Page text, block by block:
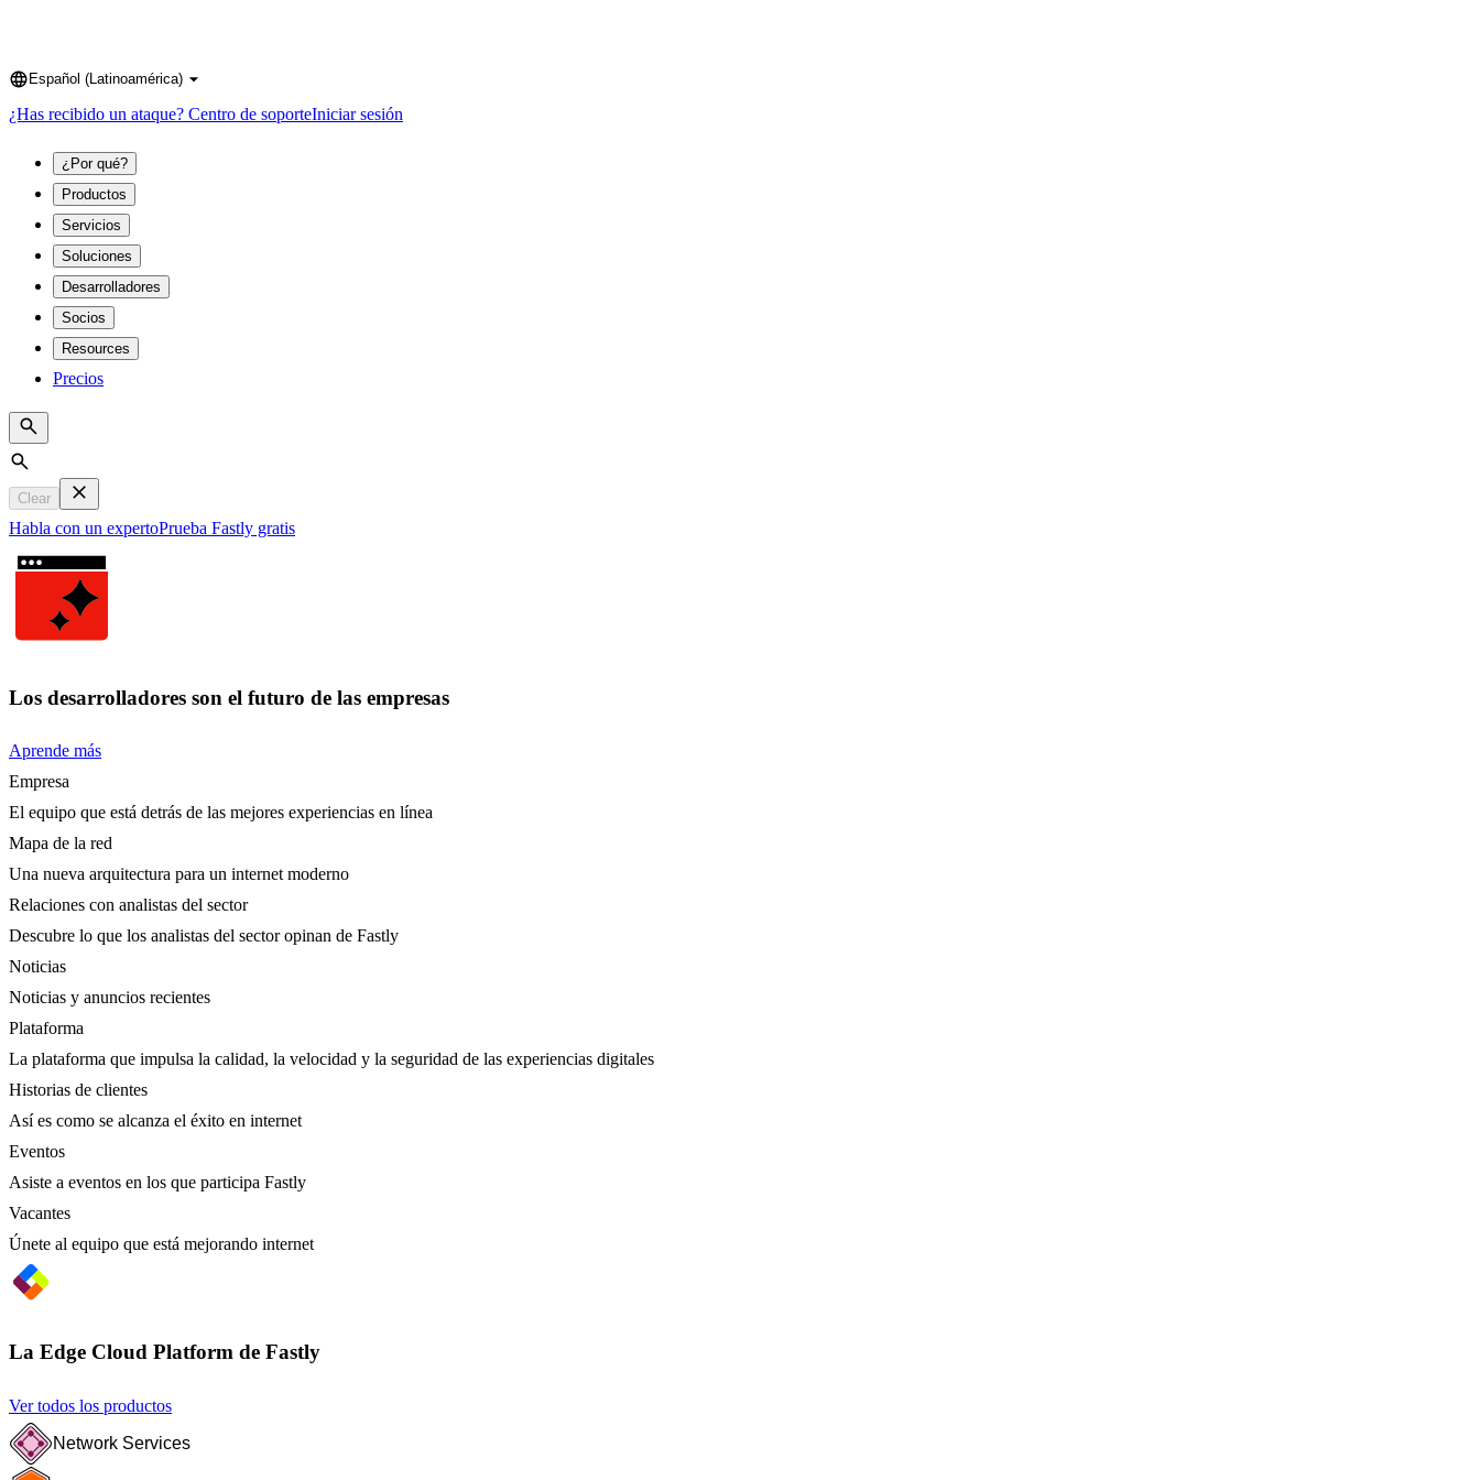
Language
Español (Latinoamérica)
¿Has recibido un ataque? Centro de soporteIniciar sesión
¿Por qué?
Productos
Servicios
Soluciones
Desarrolladores
Socios
Resources
Precios
Search
Clear
Habla con un expertoPrueba Fastly gratis
Los desarrolladores son el futuro de las empresas
Aprende más
Empresa
El equipo que está detrás de las mejores experiencias en línea
Mapa de la red
Una nueva arquitectura para un internet moderno
Relaciones con analistas del sector
Descubre lo que los analistas del sector opinan de Fastly
Noticias
Noticias y anuncios recientes
Plataforma
La plataforma que impulsa la calidad, la velocidad y la seguridad de las experiencias digitales
Historias de clientes
Así es como se alcanza el éxito en internet
Eventos
Asiste a eventos en los que participa Fastly
Vacantes
Únete al equipo que está mejorando internet
La Edge Cloud Platform de Fastly
Ver todos los productos
Network Services